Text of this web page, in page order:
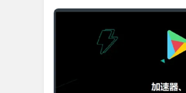
我们的五名英雄已然回归，准
从未面临过的挑战、让自己的
义军火库来搭配您的游戏方式
友的表现。您若倒地，帝国也将